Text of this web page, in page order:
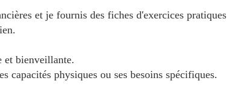
et je fournis des fiches d'exercices pratiques
et bienveillante.
physiques ou ses besoins spécifiques.